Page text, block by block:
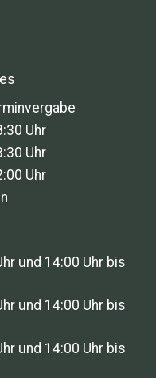
Uhr
Uhr
Uhr
und 14:00 Uhr bis
und 14:00 Uhr bis
und 14:00 Uhr bis